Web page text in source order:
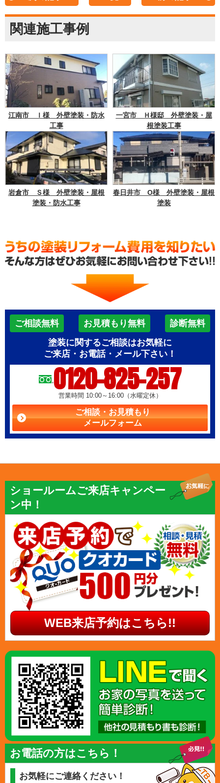
関連施工事例
江南市 Ｉ様 外壁塗装・防水
工事
一宮市 Ｈ様邸 外壁塗装・屋
根塗装工事
岩倉市 Ｓ様 外壁塗装・屋根
塗装・防水工事
春日井市 O様 外壁塗装・屋根
塗装
ご相談無料 お見積もり無料
診断無料
塗装に関するご相談はお気軽に
ご来店・お電話・メール下さい！
0120-825-257
営業時間 10:00～16:00（水曜定休）
ご相談・お見積もり
メールフォーム
ショールームご来店キャンペー
ン中！
WEB来店予約はこちら!!
お電話の方はこちら！
お気軽にご連絡ください！